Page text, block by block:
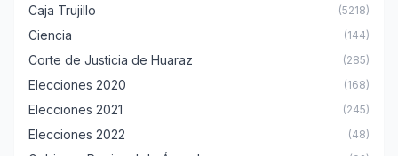
Caja Trujillo (5218)
Ciencia (144)
Corte de Justicia de Huaraz (285)
Elecciones 2020 (168)
Elecciones 2021 (245)
Elecciones 2022 (48)